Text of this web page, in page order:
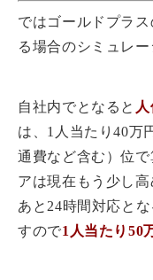
ではゴールドプラス
る場合のシミュレー
自社内でとなると
は、1人当たり40万
通費など含む）位
アは現在もう少し高
あと24時間対応と
すので1人当たり50